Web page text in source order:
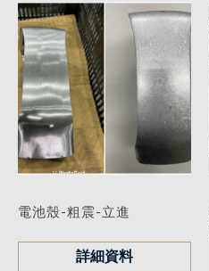
電池殼-粗震-立進
詳細資料